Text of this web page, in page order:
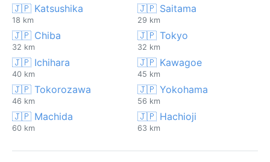
🇯🇵 Katsushika
18 km
🇯🇵 Saitama
29 km
🇯🇵 Chiba
32 km
🇯🇵 Tokyo
32 km
🇯🇵 Ichihara
40 km
🇯🇵 Kawagoe
45 km
🇯🇵 Tokorozawa
46 km
🇯🇵 Yokohama
56 km
🇯🇵 Machida
60 km
🇯🇵 Hachioji
63 km